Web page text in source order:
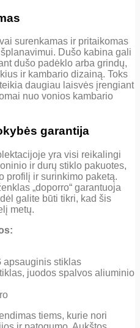
surenkamas ir pritaikomas
Dušo kabina gali
dušo padėklo arba grindų,
ir kambario dizainą. Toks
daugiau laisvės įrengiant
nuo vonios kambario
garantija
yra visi reikalingi
ir durų stiklo pakuotes,
profilį ir surinkimo paketą.
„doporro“ garantuoja
galite būti tikri, kad šis
metų.
apsauginis stiklas
juodos spalvos aliuminio
tiems, kurie nori